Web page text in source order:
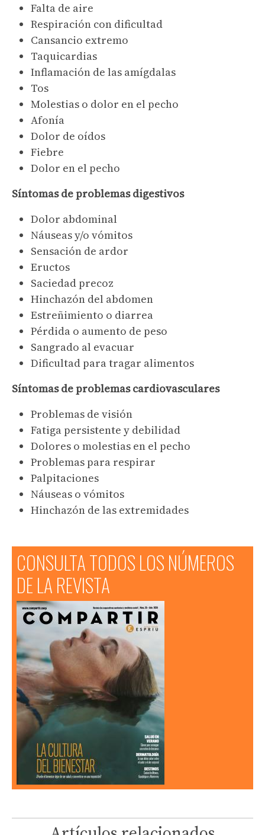
Falta de aire
Respiración con dificultad
Cansancio extremo
Taquicardias
Inflamación de las amígdalas
Tos
Molestias o dolor en el pecho
Afonía
Dolor de oídos
Fiebre
Dolor en el pecho
Síntomas de problemas digestivos
Dolor abdominal
Náuseas y/o vómitos
Sensación de ardor
Eructos
Saciedad precoz
Hinchazón del abdomen
Estreñimiento o diarrea
Pérdida o aumento de peso
Sangrado al evacuar
Dificultad para tragar alimentos
Síntomas de problemas cardiovasculares
Problemas de visión
Fatiga persistente y debilidad
Dolores o molestias en el pecho
Problemas para respirar
Palpitaciones
Náuseas o vómitos
Hinchazón de las extremidades
CONSULTA TODOS LOS NÚMEROS
DE LA REVISTA